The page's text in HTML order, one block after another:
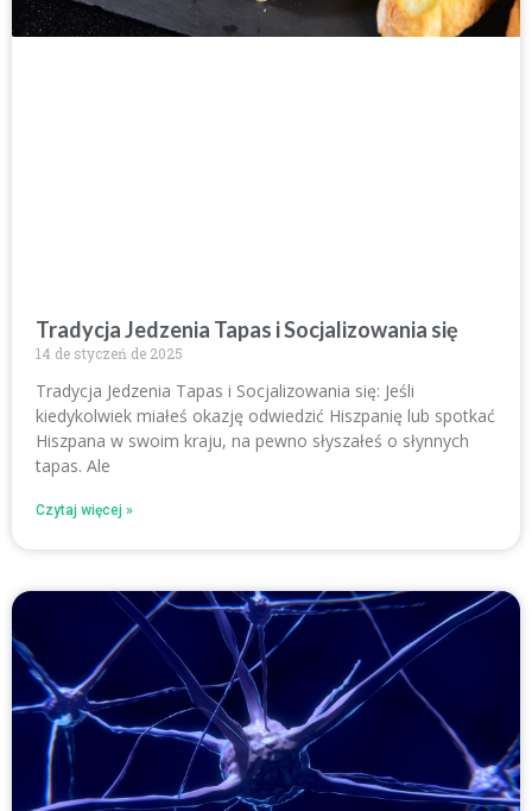
Tradycja Jedzenia Tapas i Socjalizowania się
14 de styczeń de 2025
Tradycja Jedzenia Tapas i Socjalizowania się: Jeśli
kiedykolwiek miałeś okazję odwiedzić Hiszpanię lub spotkać
Hiszpana w swoim kraju, na pewno słyszałeś o słynnych
tapas. Ale
Czytaj więcej »